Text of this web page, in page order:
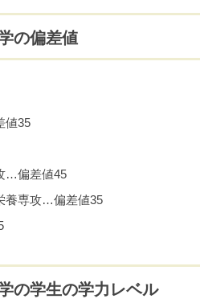
の偏差値
値35
…偏差値45
養専攻…偏差値35
の学生の学力レベル